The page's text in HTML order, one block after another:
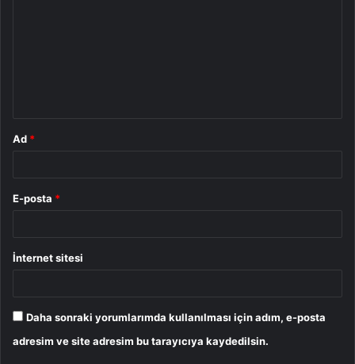
Ad *
E-posta *
İnternet sitesi
Daha sonraki yorumlarımda kullanılması için adım, e-posta
adresim ve site adresim bu tarayıcıya kaydedilsin.